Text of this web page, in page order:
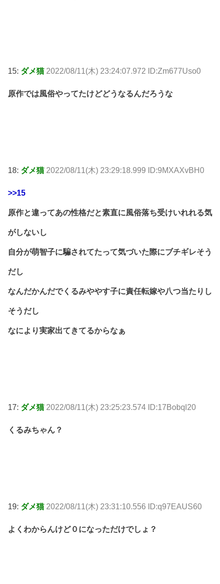
15: ダメ猫 2022/08/11(木) 23:24:07.972 ID:Zm677Uso0
原作では風俗やってたけどどうなるんだろうな
18: ダメ猫 2022/08/11(木) 23:29:18.999 ID:9MXAXvBH0
>>15
原作と違ってあの性格だと素直に風俗落ち受けいれれる気
がしないし
自分が萌智子に騙されてたって気づいた際にブチギレそう
だし
なんだかんだでくるみややす子に責任転嫁や八つ当たりし
そうだし
なにより実家出てきてるからなぁ
17: ダメ猫 2022/08/11(木) 23:25:23.574 ID:17Bobql20
くるみちゃん？
19: ダメ猫 2022/08/11(木) 23:31:10.556 ID:q97EAUS60
よくわからんけど０になっただけでしょ？